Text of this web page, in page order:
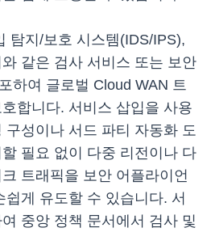
탐지/보호 시스템(IDS/IPS),
같은 검사 서비스 또는 보안
하여 글로벌 Cloud WAN 트
합니다. 서비스 삽입을 사용
구성이나 서드 파티 자동화 도
필요 없이 다중 리전이나 다
트래픽을 보안 어플라이언
게 유도할 수 있습니다. 서
중앙 정책 문서에서 검사 및